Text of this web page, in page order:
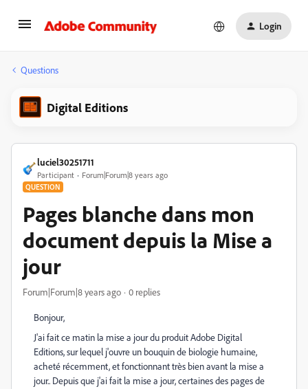
Login
Questions
Digital Editions
luciel30251711
Participant Forum|Forum|8 years ago
QUESTION
Pages blanche dans mon
document depuis la Mise a
jour
Forum|Forum|8 years ago 0 replies
Bonjour,
J'ai fait ce matin la mise a jour du produit Adobe Digital
Editions, sur lequel j'ouvre un bouquin de biologie humaine,
acheté récemment, et fonctionnant très bien avant la mise a
jour.. Depuis que j'ai fait la mise a jour, certaines des pages de